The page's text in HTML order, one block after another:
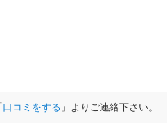
口コミをする 」よりご連絡下さい。